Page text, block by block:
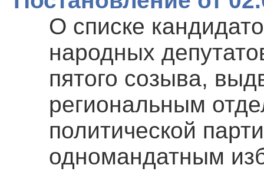
О списке
народных
пятого созыва,
региональным
политической
одномандатным